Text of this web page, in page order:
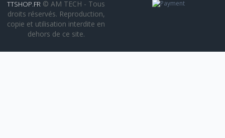
TTSHOP.FR © AM TECH - Tous
droits réservés. Reproduction,
copie et utilisation interdite en
dehors de ce site.